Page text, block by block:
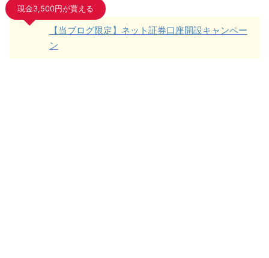
現金3,500円が貰える
【当ブログ限定】ネット証券口座開設キャンペー
ン